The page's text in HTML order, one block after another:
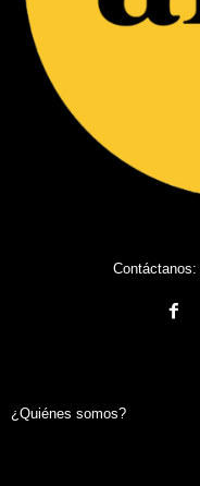
Contáctanos:
¿Quiénes somos?